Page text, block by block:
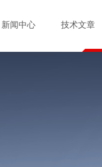
新闻中心 技术文章